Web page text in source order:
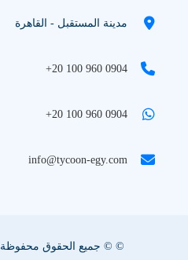
مدينة المستقبل - القاهرة
+20 100 960 0904
+20 100 960 0904
info@tycoon-egy.com
© © جميع الحقوق محفوظة 2025 | تايكون العقاري